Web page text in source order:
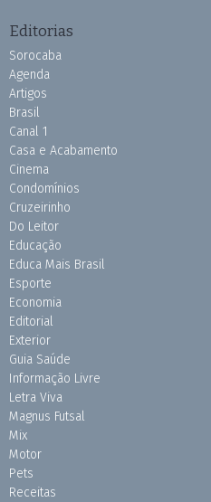
Editorias
Sorocaba
Agenda
Artigos
Brasil
Canal 1
Casa e Acabamento
Cinema
Condomínios
Cruzeirinho
Do Leitor
Educação
Educa Mais Brasil
Esporte
Economia
Editorial
Exterior
Guia Saúde
Informação Livre
Letra Viva
Magnus Futsal
Mix
Motor
Pets
Receitas